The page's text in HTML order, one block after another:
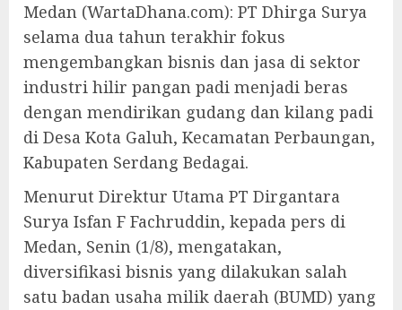
Medan (WartaDhana.com): PT Dhirga Surya
selama dua tahun terakhir fokus
mengembangkan bisnis dan jasa di sektor
industri hilir pangan padi menjadi beras
dengan mendirikan gudang dan kilang padi
di Desa Kota Galuh, Kecamatan Perbaungan,
Kabupaten Serdang Bedagai.
Menurut Direktur Utama PT Dirgantara
Surya Isfan F Fachruddin, kepada pers di
Medan, Senin (1/8), mengatakan,
diversifikasi bisnis yang dilakukan salah
satu badan usaha milik daerah (BUMD) yang